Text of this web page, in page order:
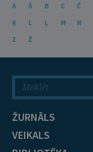
A Ā B C Č
Ķ
L Ļ M N
Z
Ž
ŽURNĀLS
VEIKALS